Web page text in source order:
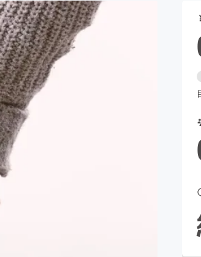
舞台・パフォ
サービス開発
誌出版
ジ ビューティー